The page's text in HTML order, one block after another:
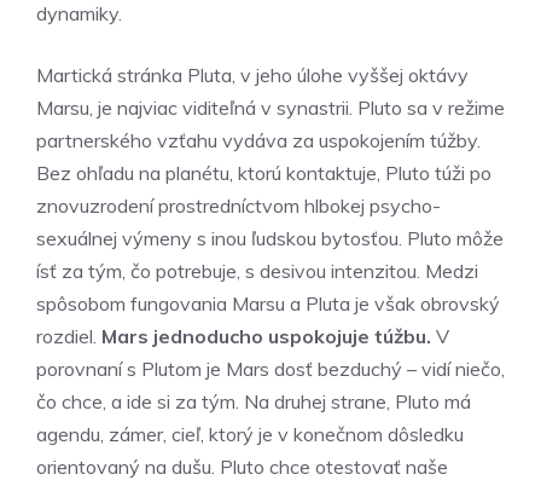
dynamiky.
Martická stránka Pluta, v jeho úlohe vyššej oktávy
Marsu, je najviac viditeľná v synastrii. Pluto sa v režime
partnerského vzťahu vydáva za uspokojením túžby.
Bez ohľadu na planétu, ktorú kontaktuje, Pluto túži po
znovuzrodení prostredníctvom hlbokej psycho-
sexuálnej výmeny s inou ľudskou bytosťou. Pluto môže
ísť za tým, čo potrebuje, s desivou intenzitou. Medzi
spôsobom fungovania Marsu a Pluta je však obrovský
rozdiel. Mars jednoducho uspokojuje túžbu. V
porovnaní s Plutom je Mars dosť bezduchý – vidí niečo,
čo chce, a ide si za tým. Na druhej strane, Pluto má
agendu, zámer, cieľ, ktorý je v konečnom dôsledku
orientovaný na dušu. Pluto chce otestovať naše